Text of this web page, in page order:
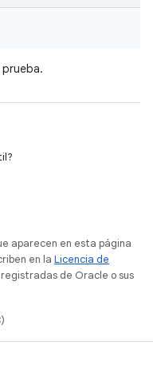
aparecen en esta página
en la Licencia de
de Oracle o sus